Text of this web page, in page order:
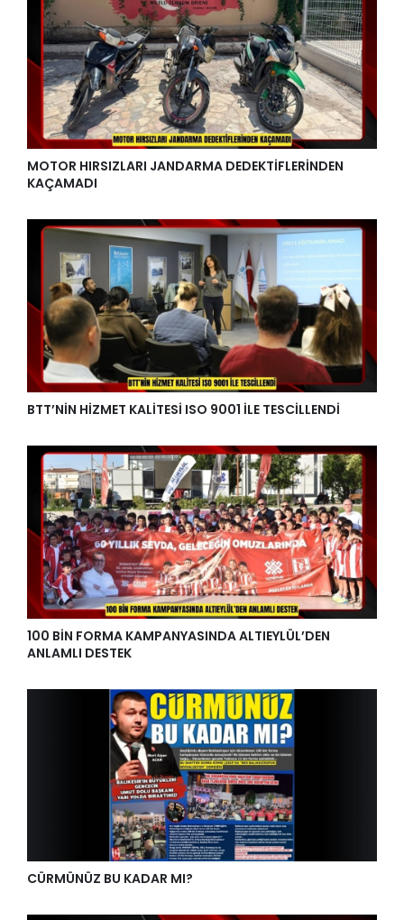
MOTOR HIRSIZLARI JANDARMA DEDEKTİFLERİNDEN
KAÇAMADI
BTT’NİN HİZMET KALİTESİ ISO 9001 İLE TESCİLLENDİ
100 BİN FORMA KAMPANYASINDA ALTIEYLÜL’DEN
ANLAMLI DESTEK
CÜRMÜNÜZ BU KADAR MI?